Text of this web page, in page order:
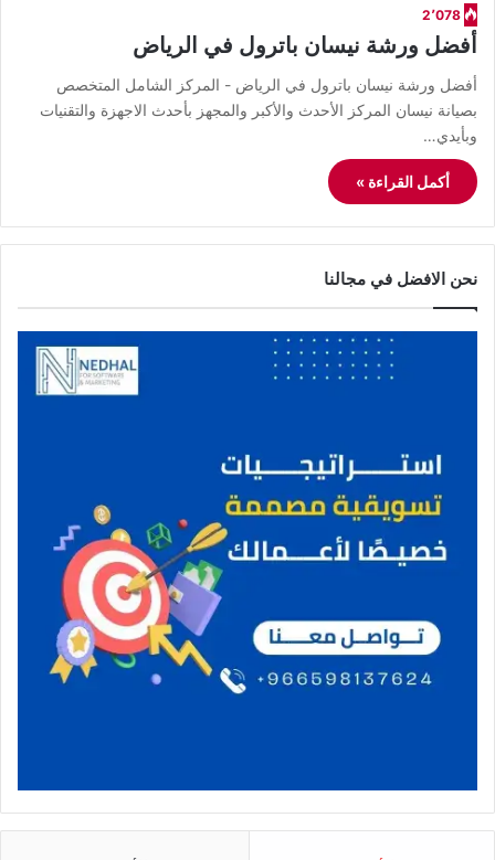
2٬078
أفضل ورشة نيسان باترول في الرياض
أفضل ورشة نيسان باترول في الرياض - المركز الشامل المتخصص
بصيانة نيسان المركز الأحدث والأكبر والمجهز بأحدث الاجهزة والتقنيات
وبأيدي…
أكمل القراءة »
نحن الافضل في مجالنا